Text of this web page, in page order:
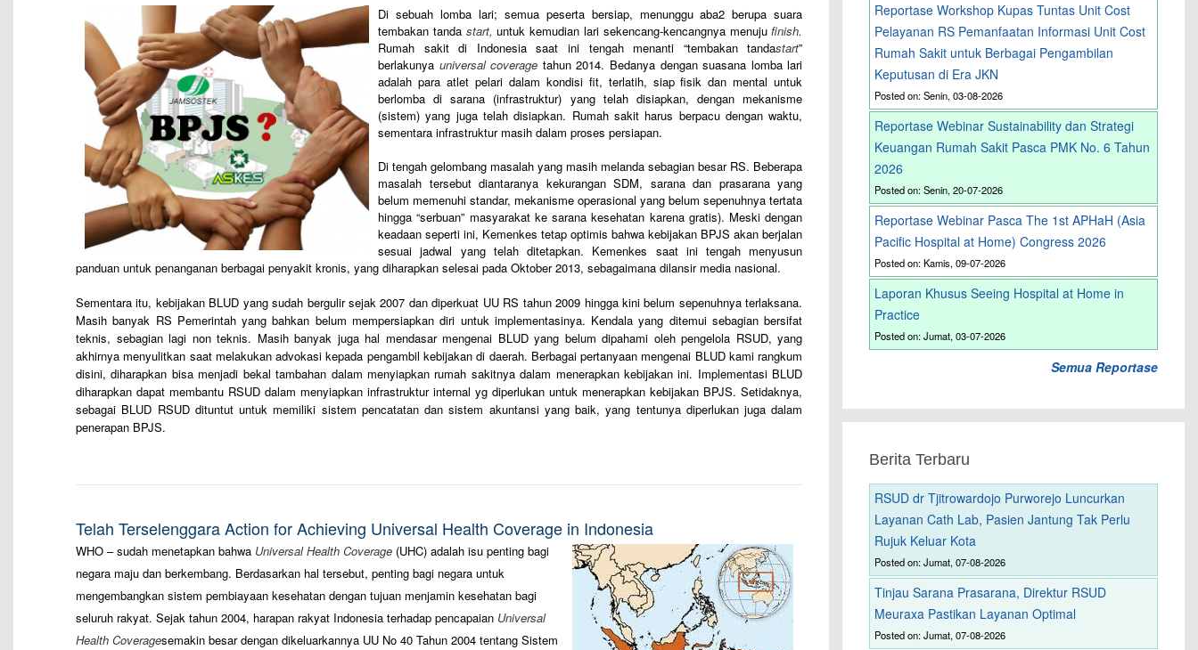
Di sebuah lomba lari; semua peserta bersiap, menunggu aba2 berupa suara
tembakan tanda start, untuk kemudian lari sekencang-kencangnya menujufinish.
Rumah sakit di Indonesia saat ini tengah menanti “tembakan tandastart”
berlakunya universal coverage tahun 2014. Bedanya dengan suasana lomba lari
adalah para atlet pelari dalam kondisi fit, terlatih, siap fisik dan mental untuk
berlomba di sarana (infrastruktur) yang telah disiapkan, dengan mekanisme
(sistem) yang juga telah disiapkan. Rumah sakit harus berpacu dengan waktu,
sementara infrastruktur masih dalam proses persiapan.
Di tengah gelombang masalah yang masih melanda sebagian besar RS. Beberapa
masalah tersebut diantaranya kekurangan SDM, sarana dan prasarana yang
belum memenuhi standar, mekanisme operasional yang belum sepenuhnya tertata
hingga “serbuan” masyarakat ke sarana kesehatan karena gratis). Meski dengan
keadaan seperti ini, Kemenkes tetap optimis bahwa kebijakan BPJS akan berjalan
sesuai jadwal yang telah ditetapkan. Kemenkes saat ini tengah menyusun
panduan untuk penanganan berbagai penyakit kronis, yang diharapkan selesai pada Oktober 2013, sebagaimana dilansir media nasional.
Sementara itu, kebijakan BLUD yang sudah bergulir sejak 2007 dan diperkuat UU RS tahun 2009 hingga kini belum sepenuhnya terlaksana.
Masih banyak RS Pemerintah yang bahkan belum mempersiapkan diri untuk implementasinya. Kendala yang ditemui sebagian bersifat
teknis, sebagian lagi non teknis. Masih banyak juga hal mendasar mengenai BLUD yang belum dipahami oleh pengelola RSUD, yang
akhirnya menyulitkan saat melakukan advokasi kepada pengambil kebijakan di daerah. Berbagai pertanyaan mengenai BLUD kami rangkum
disini, diharapkan bisa menjadi bekal tambahan dalam menyiapkan rumah sakitnya dalam menerapkan kebijakan ini. Implementasi BLUD
diharapkan dapat membantu RSUD dalam menyiapkan infrastruktur internal yg diperlukan untuk menerapkan kebijakan BPJS. Setidaknya,
sebagai BLUD RSUD dituntut untuk memiliki sistem pencatatan dan sistem akuntansi yang baik, yang tentunya diperlukan juga dalam
penerapan BPJS.
Telah Terselenggara Action for Achieving Universal Health Coverage in Indonesia
WHO – sudah menetapkan bahwa Universal Health Coverage (UHC) adalah isu penting bagi
negara maju dan berkembang. Berdasarkan hal tersebut, penting bagi negara untuk
mengembangkan sistem pembiayaan kesehatan dengan tujuan menjamin kesehatan bagi
seluruh rakyat. Sejak tahun 2004, harapan rakyat Indonesia terhadap pencapaian Universal
Health Coveragesemakin besar dengan dikeluarkannya UU No 40 Tahun 2004 tentang Sistem
Reportase Workshop Kupas Tuntas Unit Cost
Pelayanan RS Pemanfaatan Informasi Unit Cost
Rumah Sakit untuk Berbagai Pengambilan
Keputusan di Era JKN
Posted on: Senin, 03-08-2026
Reportase Webinar Sustainability dan Strategi
Keuangan Rumah Sakit Pasca PMK No. 6 Tahun
2026
Posted on: Senin, 20-07-2026
Reportase Webinar Pasca The 1st APHaH (Asia
Pacific Hospital at Home) Congress 2026
Posted on: Kamis, 09-07-2026
Laporan Khusus Seeing Hospital at Home in
Practice
Posted on: Jumat, 03-07-2026
Semua Reportase
Berita Terbaru
RSUD dr Tjitrowardojo Purworejo Luncurkan
Layanan Cath Lab, Pasien Jantung Tak Perlu
Rujuk Keluar Kota
Posted on: Jumat, 07-08-2026
Tinjau Sarana Prasarana, Direktur RSUD
Meuraxa Pastikan Layanan Optimal
Posted on: Jumat, 07-08-2026